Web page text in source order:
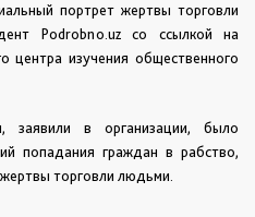
портрет жертвы торговли
Podrobno.uz со ссылкой на
центра изучения общественного
заявили в организации, было
попадания граждан в рабство,
торговли людьми.